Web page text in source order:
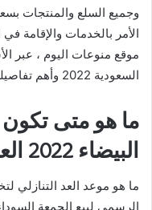
وجميع السلع والمنتجات
الأمر بالخدمات والإقامة
موقع منوعات اليوم ، عبر
السعودية 2022 وأهم تفاصيلها.
ما هو متى
البيضاء 2022 العد التنازلي؟